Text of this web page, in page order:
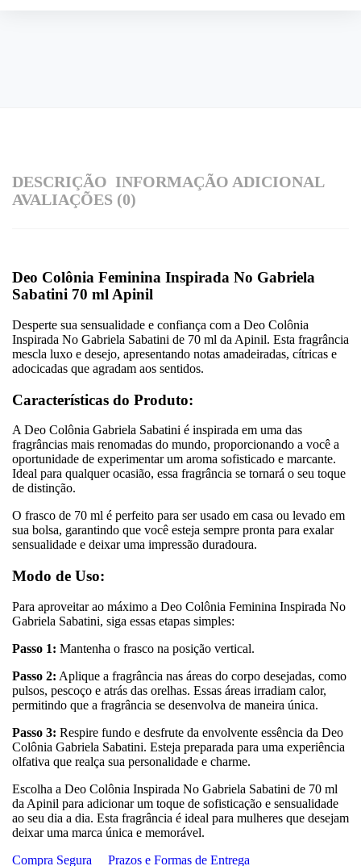
DESCRIÇÃO INFORMAÇÃO ADICIONAL
AVALIAÇÕES (0)
Deo Colônia Feminina Inspirada No Gabriela
Sabatini 70 ml Apinil
Desperte sua sensualidade e confiança com a Deo Colônia
Inspirada No Gabriela Sabatini de 70 ml da Apinil. Esta fragrância
mescla luxo e desejo, apresentando notas amadeiradas, cítricas e
adocicadas que agradam aos sentidos.
Características do Produto:
A Deo Colônia Gabriela Sabatini é inspirada em uma das
fragrâncias mais renomadas do mundo, proporcionando a você a
oportunidade de experimentar um aroma sofisticado e marcante.
Ideal para qualquer ocasião, essa fragrância se tornará o seu toque
de distinção.
O frasco de 70 ml é perfeito para ser usado em casa ou levado em
sua bolsa, garantindo que você esteja sempre pronta para exalar
sensualidade e deixar uma impressão duradoura.
Modo de Uso:
Para aproveitar ao máximo a Deo Colônia Feminina Inspirada No
Gabriela Sabatini, siga essas etapas simples:
Passo 1: Mantenha o frasco na posição vertical.
Passo 2: Aplique a fragrância nas áreas do corpo desejadas, como
pulsos, pescoço e atrás das orelhas. Essas áreas irradiam calor,
permitindo que a fragrância se desenvolva de maneira única.
Passo 3: Respire fundo e desfrute da envolvente essência da Deo
Colônia Gabriela Sabatini. Esteja preparada para uma experiência
olfativa que realça sua personalidade e charme.
Escolha a Deo Colônia Inspirada No Gabriela Sabatini de 70 ml
da Apinil para adicionar um toque de sofisticação e sensualidade
ao seu dia a dia. Esta fragrância é ideal para mulheres que desejam
deixar uma marca única e memorável.
Compra Segura
Prazos e Formas de Entrega